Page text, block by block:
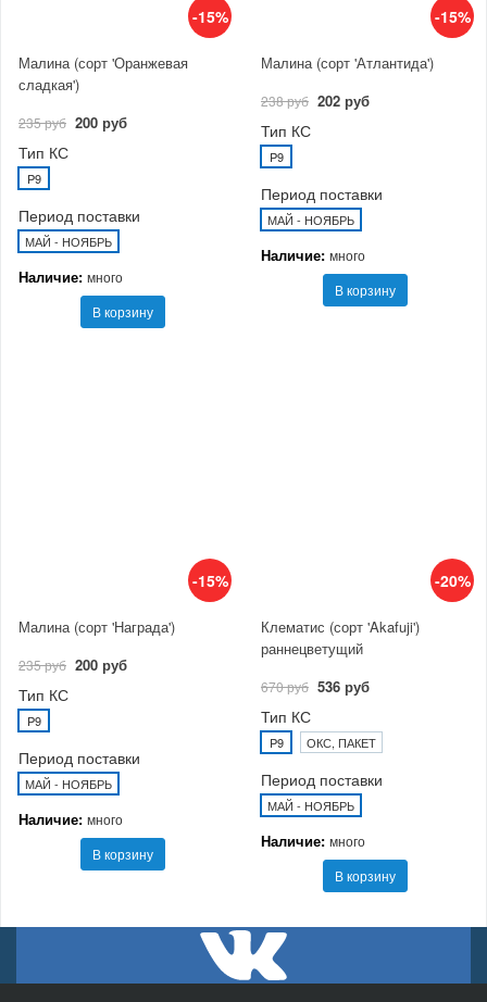
-15%
Малина (сорт 'Оранжевая
сладкая')
235 руб 200 руб
Тип КС
P9
Период поставки
МАЙ - НОЯБРЬ
Наличие: много
В корзину
-15%
Малина (сорт 'Атлантида')
238 руб 202 руб
Тип КС
P9
Период поставки
МАЙ - НОЯБРЬ
Наличие: много
В корзину
-15%
Малина (сорт 'Награда')
235 руб 200 руб
Тип КС
P9
Период поставки
МАЙ - НОЯБРЬ
Наличие: много
В корзину
-20%
Клематис (сорт 'Akafuji')
раннецветущий
670 руб 536 руб
Тип КС
P9 ОКС, ПАКЕТ
Период поставки
МАЙ - НОЯБРЬ
Наличие: много
В корзину